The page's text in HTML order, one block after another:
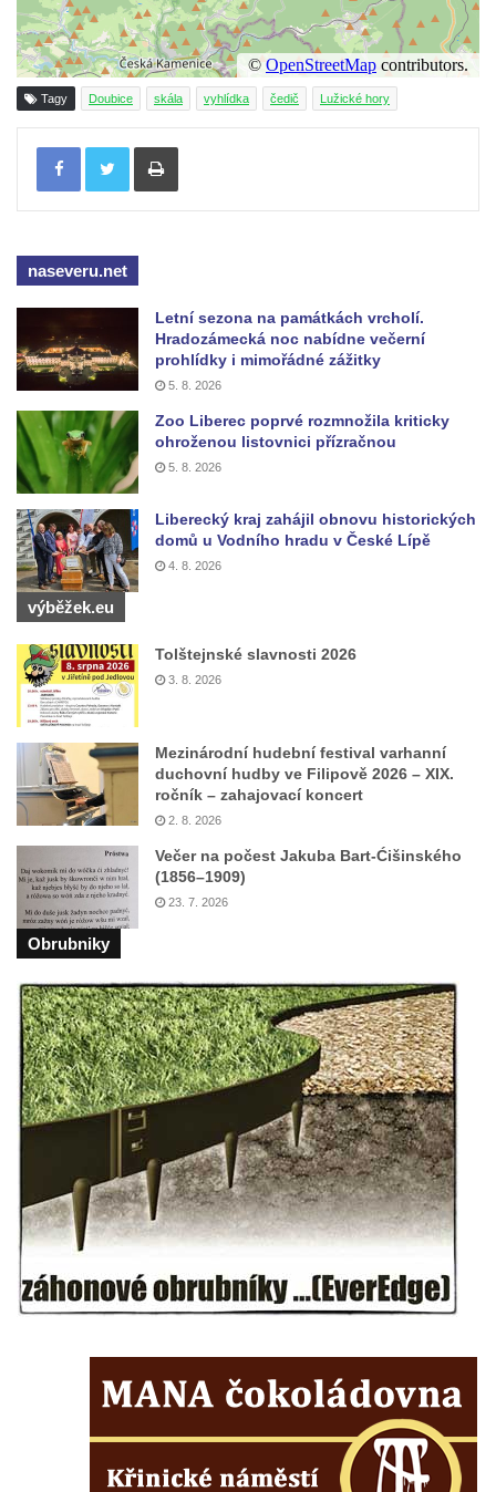
Vyhlídka ve Svojkovských skalách
Vyhlídka pod Tisovým vrchem u Svojkova
Jeskyně Poustevna u Svojkova
Slavíček
Klíč
Kamenná slunce u obce Staré
Sluj českých bratří a Symbolický hrob
českých bratří
Kinského vyhlídka (Besedické skály)
Vyhlídka Kde domov můj (Besedické skály)
Jeskyně Matěje Krocínovského v
Besedických skalách
Husníkova vyhlídka (Besedické skály)
Hořákova vyhlídka (Besedické skály)
Vyhlídka Sokol (Besedické skály)
Lafitova vyhlídka pod Křížovou horou
Vyhlídka pod Křížovou horou u Pohořan
Hraběcí vyhlídka u Rabštejna nad Střelou
Bořeň
Vyhlídka na Chřibském (Kamzičím) vrchu
Kamenická vyhlídka
Vyhlídka jihovýchodně od Manušic u
cyklostezky Varhany
Vyhlídka Jaroslava Srby
Výšina královny Vilemíny
Doerellova vyhlídka u Dubice
Vyhlídka u kostela svaté Barbory v Dubici
Vyhlídka Václava Krčila
Vyhlídka Mlynářův kámen
Vyhlídky na Řípu (Mělnická, Roudnická,
Pražská)
Skalní brána Lesní kaple
Císařský výhled (Kvádrberk, Stoličná hora)
Růžová vyhlídka nad kaňonem Labe
Vrkoč
Humboldtova vyhlídka u Větruše v Ústí nad
Tagy Doubice skála vyhlídka čedič Lužické hory
Tisknout
naseveru.net
Letní sezona na památkách vrcholí.
Hradozámecká noc nabídne večerní
prohlídky i mimořádné zážitky
5. 8. 2026
Zoo Liberec poprvé rozmnožila kriticky
ohroženou listovnici přízračnou
5. 8. 2026
Liberecký kraj zahájil obnovu historických
domů u Vodního hradu v České Lípě
4. 8. 2026
výběžek.eu
Tolštejnské slavnosti 2026
3. 8. 2026
Mezinárodní hudební festival varhanní
duchovní hudby ve Filipově 2026 – XIX.
ročník – zahajovací koncert
2. 8. 2026
Večer na počest Jakuba Bart-Ćišinského
(1856–1909)
23. 7. 2026
Obrubniky